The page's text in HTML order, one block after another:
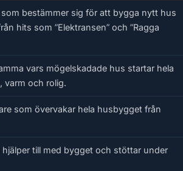
som bestämmer sig för att bygga nytt hus
hits som ”Elektransen” och ”Ragga
vars mögelskadade hus startar hela
varm och rolig.
som övervakar hela husbygget från
till med bygget och stöttar under